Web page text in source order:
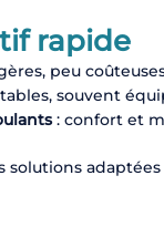
rapide
peu
souvent
: confort et
solutions adaptées